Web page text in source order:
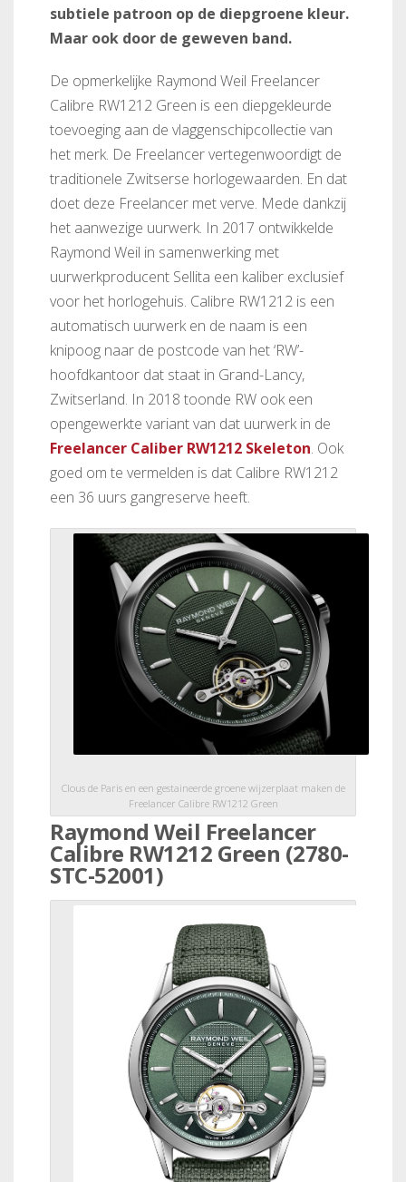
subtiele patroon op de diepgroene kleur.
Maar ook door de geweven band.
De opmerkelijke Raymond Weil Freelancer
Calibre RW1212 Green is een diepgekleurde
toevoeging aan de vlaggenschipcollectie van
het merk. De Freelancer vertegenwoordigt de
traditionele Zwitserse horlogewaarden. En dat
doet deze Freelancer met verve. Mede dankzij
het aanwezige uurwerk. In 2017 ontwikkelde
Raymond Weil in samenwerking met
uurwerkproducent Sellita een kaliber exclusief
voor het horlogehuis. Calibre RW1212 is een
automatisch uurwerk en de naam is een
knipoog naar de postcode van het ‘RW’-
hoofdkantoor dat staat in Grand-Lancy,
Zwitserland. In 2018 toonde RW ook een
opengewerkte variant van dat uurwerk in de
Freelancer Caliber RW1212 Skeleton. Ook
goed om te vermelden is dat Calibre RW1212
een 36 uurs gangreserve heeft.
Clous de Paris en een gestaineerde groene wijzerplaat maken de
Freelancer Calibre RW1212 Green
Raymond Weil Freelancer
Calibre RW1212 Green (2780-
STC-52001)